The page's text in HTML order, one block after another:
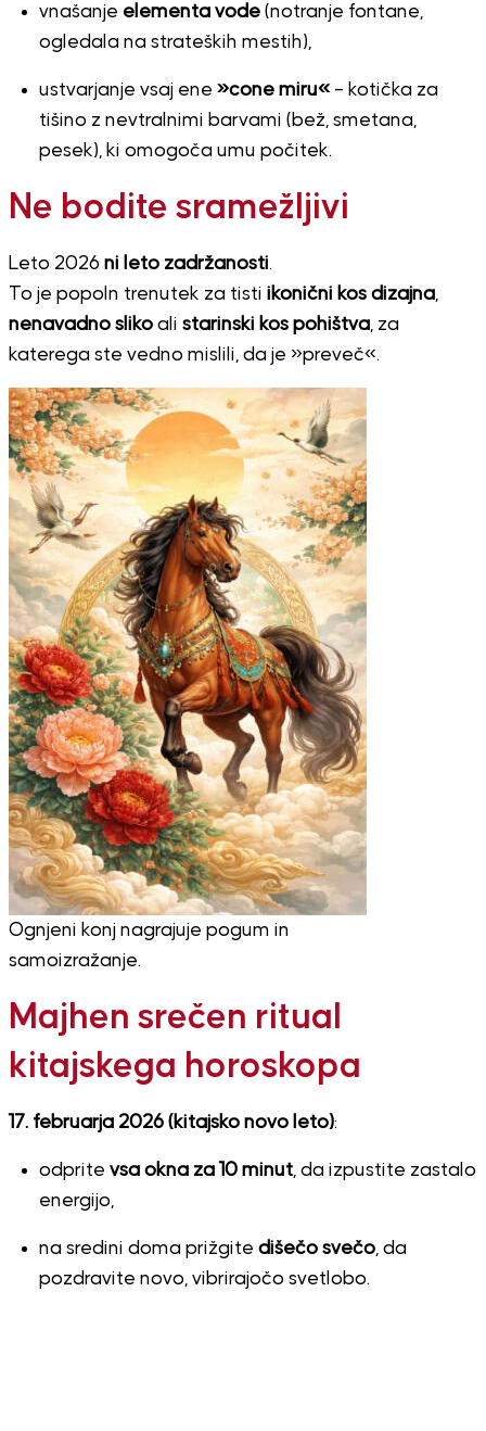
vnašanje elementa vode(notranje fontane,
ogledala na strateških mestih),
ustvarjanje vsaj ene »cone miru«– kotička za
tišino z nevtralnimi barvami (bež, smetana,
pesek), ki omogoča umu počitek.
Ne bodite sramežljivi
Leto 2026 ni leto zadržanosti.
To je popoln trenutek za tisti ikonični kos dizajna,
nenavadno slikoali starinski kos pohištva, za
katerega ste vedno mislili, da je »preveč«.
Ognjeni konj nagrajuje pogum in
samoizražanje.
Majhen srečen ritual
kitajskega horoskopa
17. februarja 2026 (kitajsko novo leto):
odprite vsa okna za 10 minut, da izpustite zastalo
energijo,
na sredini doma prižgite dišečo svečo, da
pozdravite novo, vibrirajočo svetlobo.